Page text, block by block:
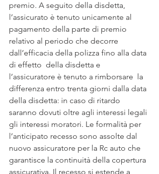
premio. A seguito della disdetta,
l’assicurato è tenuto unicamente al
pagamento della parte di premio
relativo al periodo che decorre
dall’efficacia della polizza fino alla data
di effetto  della disdetta e
l’assicuratore è tenuto a rimborsare  la
differenza entro trenta giorni dalla data
della disdetta: in caso di ritardo
saranno dovuti oltre agli interessi legali
gli interessi moratori. Le formalità per
l’anticipato recesso sono assolte dal
nuovo assicuratore per la Rc auto che
garantisce la continuità della copertura
assicurativa. Il recesso si estende a